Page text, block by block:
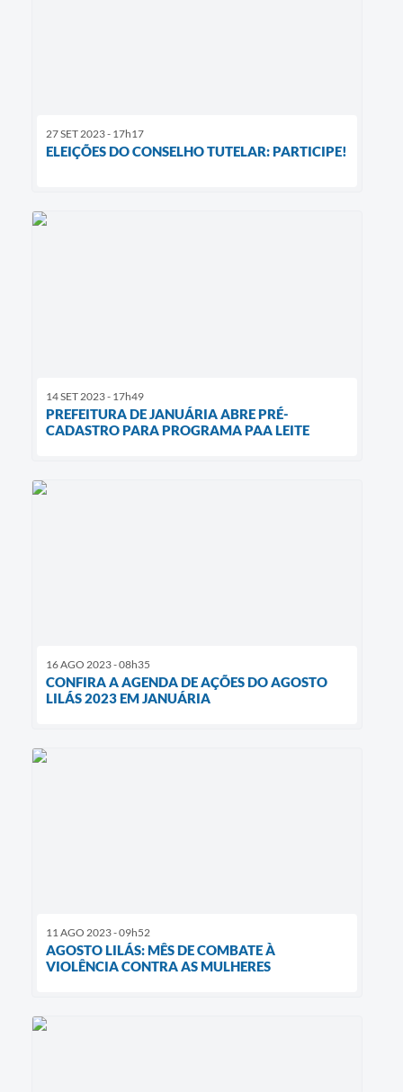
27 SET 2023 - 17h17
ELEIÇÕES DO CONSELHO TUTELAR: PARTICIPE!
14 SET 2023 - 17h49
PREFEITURA DE JANUÁRIA ABRE PRÉ-
CADASTRO PARA PROGRAMA PAA LEITE
16 AGO 2023 - 08h35
CONFIRA A AGENDA DE AÇÕES DO AGOSTO
LILÁS 2023 EM JANUÁRIA
11 AGO 2023 - 09h52
AGOSTO LILÁS: MÊS DE COMBATE À
VIOLÊNCIA CONTRA AS MULHERES